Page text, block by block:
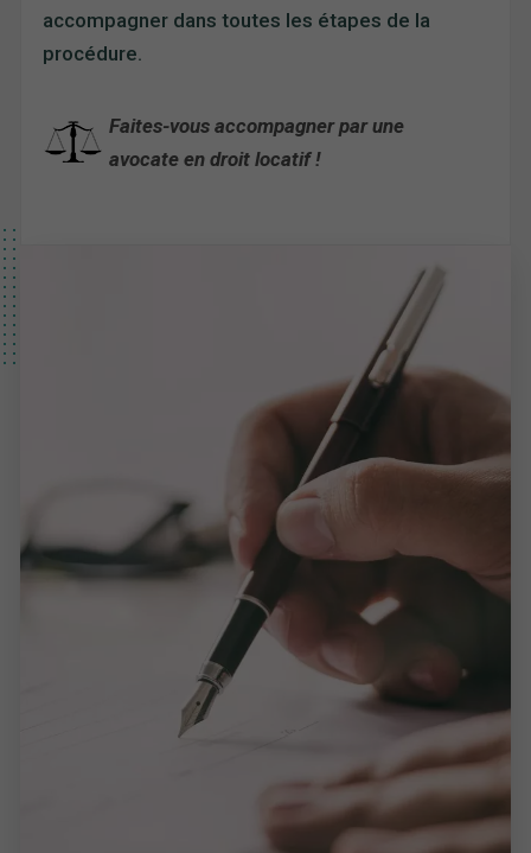
accompagner dans toutes les étapes de la
procédure.
Faites-vous accompagner par une
avocate en droit locatif !